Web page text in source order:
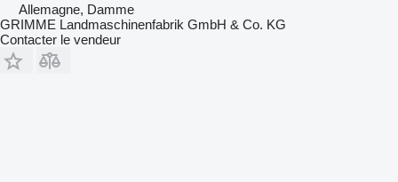
Allemagne, Damme
GRIMME Landmaschinenfabrik GmbH & Co. KG
Contacter le vendeur